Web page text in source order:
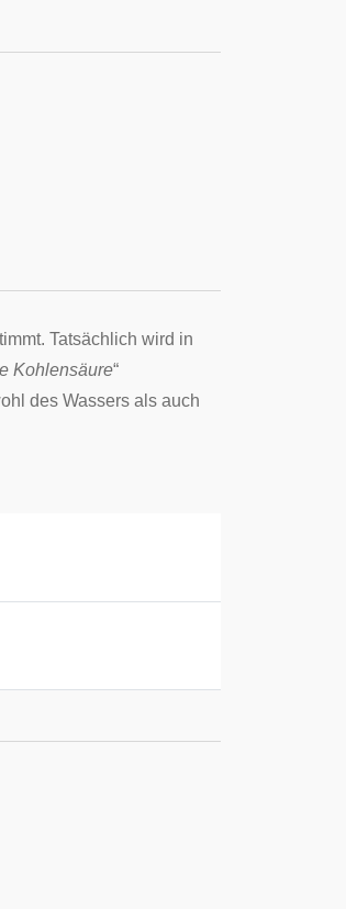
Tatsächlich wird in
Kohlensäure“
des Wassers als auch